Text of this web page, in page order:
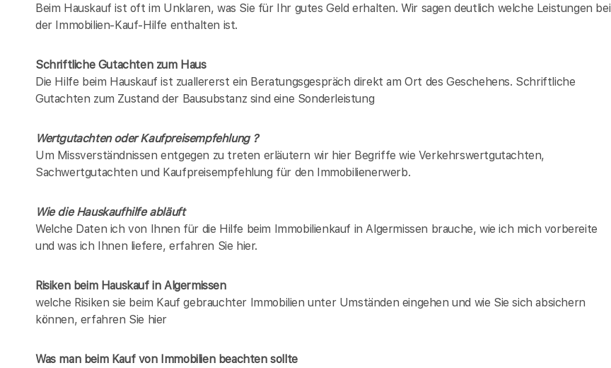
Beim Hauskauf ist oft im Unklaren, was Sie für Ihr gutes Geld erhalten. Wir sagen deutlich welche Leistungen bei
der Immobilien-Kauf-Hilfe enthalten ist.
Schriftliche Gutachten zum Haus
Die Hilfe beim Hauskauf ist zuallererst ein Beratungsgespräch direkt am Ort des Geschehens. Schriftliche
Gutachten zum Zustand der Bausubstanz sind eine Sonderleistung
Wertgutachten oder Kaufpreisempfehlung ?
Um Missverständnissen entgegen zu treten erläutern wir hier Begriffe wie Verkehrswertgutachten,
Sachwertgutachten und Kaufpreisempfehlung für den Immobilienerwerb.
Wie die Hauskaufhilfe abläuft
Welche Daten ich von Ihnen für die Hilfe beim Immobilienkauf in Algermissen brauche, wie ich mich vorbereite
und was ich Ihnen liefere, erfahren Sie hier.
Risiken beim Hauskaufin Algermissen
welche Risiken sie beim Kauf gebrauchter Immobilien unter Umständen eingehen und wie Sie sich absichern
können, erfahren Sie hier
Was man beim Kauf von Immobilien beachten sollte